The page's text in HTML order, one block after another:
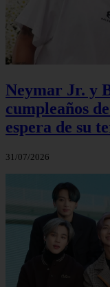
Neymar Jr. y
cumpleaños
espera de su
31/07/2026